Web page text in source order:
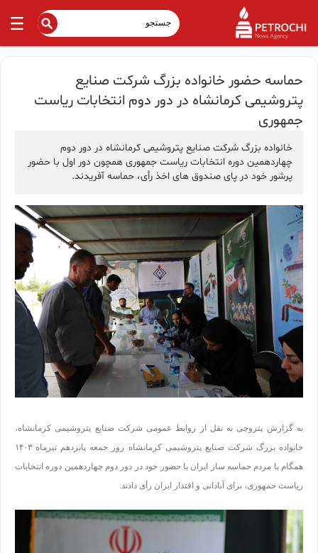
حماسه حضور خانواده بزرگ شرکت صنایع
پتروشیمی کرمانشاه در دور دوم انتخابات ریاست
جمهوری
خانواده بزرگ شرکت صنایع پتروشیمی کرمانشاه در دور دوم
چهاردهمین دوره انتخابات ریاست جمهوری همچون دور اول با حضور
پرشور خود در پای صندوق های اخذ رأی، حماسه آفریدند.
به گزارش پتروچی به نقل از روابط عمومی شرکت صنایع پتروشیمی کرمانشاه،
خانواده بزرگ شرکت صنایع پتروشیمی کرمانشاه روز جمعه پانزدهم تیرماه ۱۴۰۳
همگام با مردم حماسه ساز ایران با حضور خود در دور دوم چهاردهمین دوره انتخابات
ریاست جمهوری، برای آبادانی و اقتدار ایران رأی دادند.